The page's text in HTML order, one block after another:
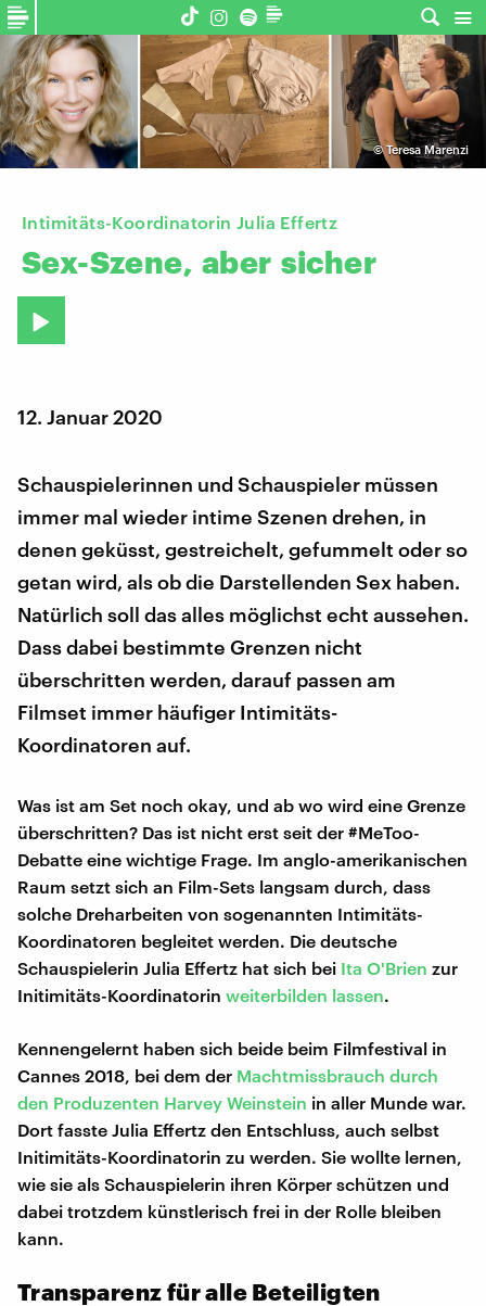
©Teresa Marenzi
Intimitäts-Koordinatorin Julia Effertz
Sex-Szene, aber sicher
12. Januar 2020
Schauspielerinnen und Schauspieler müssen
immer mal wieder intime Szenen drehen, in
denen geküsst, gestreichelt, gefummelt oder so
getan wird, als ob die Darstellenden Sex haben.
Natürlich soll das alles möglichst echt aussehen.
Dass dabei bestimmte Grenzen nicht
überschritten werden, darauf passen am
Filmset immer häufiger Intimitäts-
Koordinatoren auf.
Was ist am Set noch okay, und ab wo wird eine Grenze
überschritten? Das ist nicht erst seit der #MeToo-
Debatte eine wichtige Frage. Im anglo-amerikanischen
Raum setzt sich an Film-Sets langsam durch, dass
solche Dreharbeiten von sogenannten Intimitäts-
Koordinatoren begleitet werden. Die deutsche
Schauspielerin Julia Effertz hat sich bei Ita O'Brien zur
Initimitäts-Koordinatorin weiterbilden lassen.
Kennengelernt haben sich beide beim Filmfestival in
Cannes 2018, bei dem der Machtmissbrauch durch
den Produzenten Harvey Weinstein in aller Munde war.
Dort fasste Julia Effertz den Entschluss, auch selbst
Initimitäts-Koordinatorin zu werden. Sie wollte lernen,
wie sie als Schauspielerin ihren Körper schützen und
dabei trotzdem künstlerisch frei in der Rolle bleiben
kann.
Transparenz für alle Beteiligten